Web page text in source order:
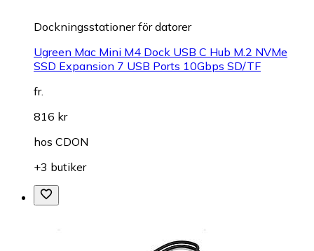
Dockningsstationer för datorer
Ugreen Mac Mini M4 Dock USB C Hub M.2 NVMe
SSD Expansion 7 USB Ports 10Gbps SD/TF
fr.
816 kr
hos CDON
+3 butiker